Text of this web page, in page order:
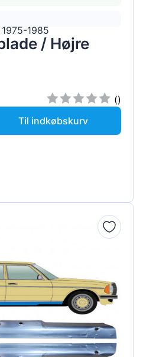
1975-1985
/ Højre
()
Til indkøbskurv